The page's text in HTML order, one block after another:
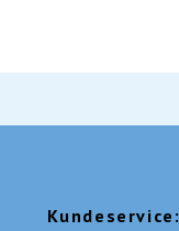
Kundeservice: